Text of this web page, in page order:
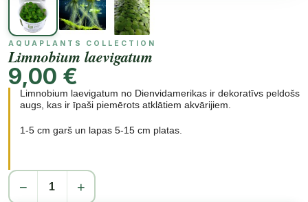
AQUAPLANTS COLLECTION
Limnobium laevigatum
9,00 €
Limnobium laevigatum no Dienvidamerikas ir dekoratīvs peldošs
augs, kas ir īpaši piemērots atklātiem akvārijiem.
1-5 cm garš un lapas 5-15 cm platas.
Tas ir labs arī tradicionālajos akvārijos, jo smalkās, garās un
dekoratīvās saknes nodrošina aizsardzību gardēžiem un citām
− +